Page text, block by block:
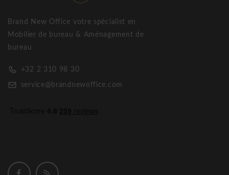
Brand New Office votre spécialist en
Mobilier de bureau & Aménagement de
bureau
+32 2 310 98 30
service@brandnewoffice.com